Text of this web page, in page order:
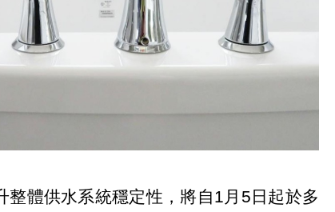
整體供水系統穩定性，將自1月5日起於多